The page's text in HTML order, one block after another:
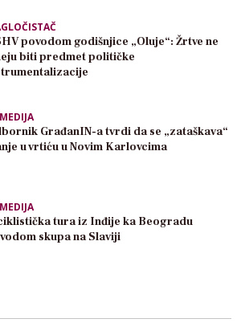
povodom godišnjice „Oluje“: Žrtve ne
biti predmet političke
GrađanIN-a tvrdi da se „zataškava“
u vrtiću u Novim Karlovcima
tura iz Inđije ka Beogradu
skupa na Slaviji